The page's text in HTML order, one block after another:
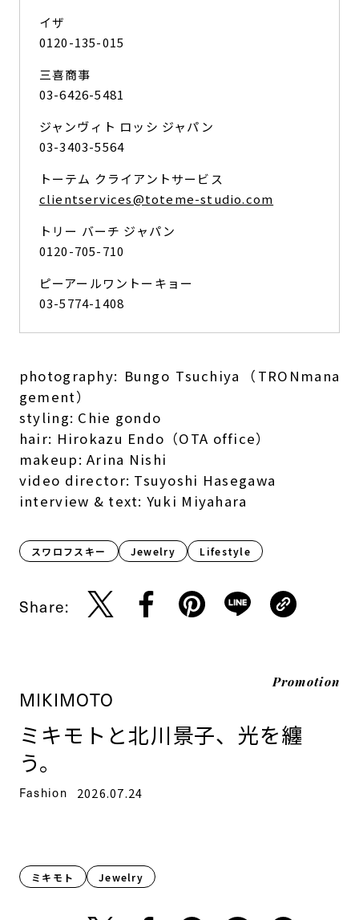
イザ
0120-135-015
三喜商事
03-6426-5481
ジャンヴィト ロッシ ジャパン
03-3403-5564
トーテム クライアントサービス
clientservices@toteme-studio.com
トリー バーチ ジャパン
0120-705-710
ピーアールワントーキョー
03-5774-1408
photography: Bungo Tsuchiya（TRONmana
gement）
styling: Chie gondo
hair: Hirokazu Endo（OTA office）
makeup: Arina Nishi
video director: Tsuyoshi Hasegawa
interview & text: Yuki Miyahara
スワロフスキー Jewelry Lifestyle​
Share:
Promotion
MIKIMOTO
ミキモトと北川景子、光を纏
う。
Fashion 2026.07.24
ミキモト Jewelry